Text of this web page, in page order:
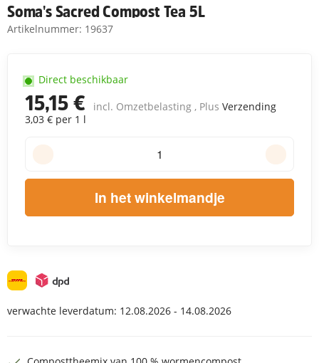
Soma's Sacred Compost Tea 5L
Artikelnummer: 19637
15,15 € incl. Omzetbelasting , Plus Verzending
3,03 € per 1 l
Direct beschikbaar
In het winkelmandje
verwachte leverdatum: 12.08.2026 - 14.08.2026